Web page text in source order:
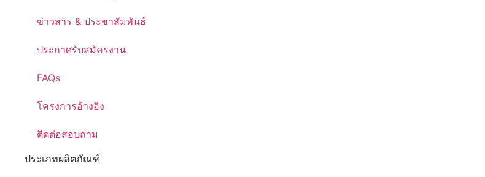
ข่าวสาร & ประชาสัมพันธ์
ประกาศรับสมัครงาน
FAQs
โครงการอ้างอิง
ติดต่อสอบถาม
ประเภทผลิตภัณฑ์